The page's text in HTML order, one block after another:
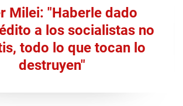
Milei: "Haberle dado
a los socialistas no
todo lo que tocan lo
destruyen"